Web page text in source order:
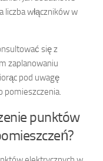
liczba włączników w
się z
zaplanowaniu
pod uwagę
pomieszczenia.
punktów